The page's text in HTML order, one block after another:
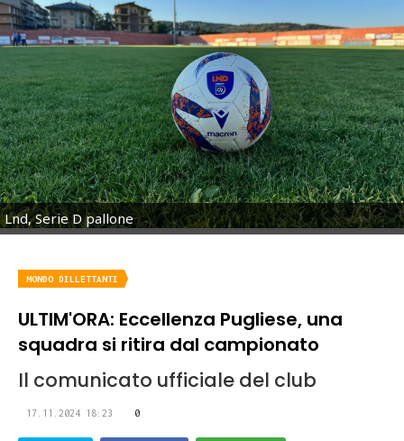
Lnd, Serie D pallone
MONDO DILLETTANTI
ULTIM'ORA: Eccellenza Pugliese, una
squadra si ritira dal campionato
Il comunicato ufficiale del club
17.11.2024 18:23 0